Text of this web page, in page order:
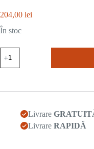
204,00 lei
În stoc
Capac
pentru
argintiu Livrare
Livrare RAPIDĂ